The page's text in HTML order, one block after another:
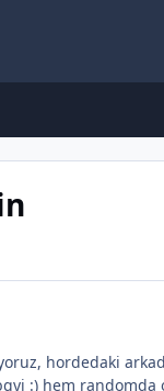
hordedaki
:) hem